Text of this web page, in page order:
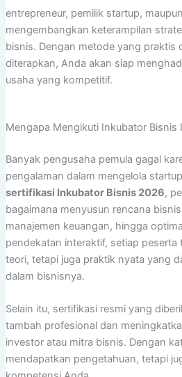
entrepreneur, pemilik startup,
mengembangkan keterampilan
bisnis. Dengan metode yang praktis
diterapkan, Anda akan siap
usaha yang kompetitif.
Mengapa Mengikuti Inkubator Bisnis
Banyak pengusaha pemula gagal
pengalaman dalam mengelola
sertifikasi Inkubator Bisnis 2026,
bagaimana menyusun rencana
manajemen keuangan, hingga
pendekatan interaktif, setiap peserta
teori, tetapi juga praktik nyata yang
dalam bisnisnya.
Selain itu, sertifikasi resmi yang
tambah profesional dan
investor atau mitra bisnis. Dengan
mendapatkan pengetahuan, tetapi